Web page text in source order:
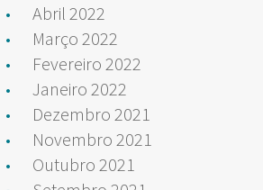
Abril 2022
Março 2022
Fevereiro 2022
Janeiro 2022
Dezembro 2021
Novembro 2021
Outubro 2021